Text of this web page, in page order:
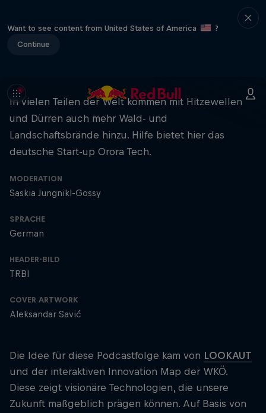
Want to see content from United States of America
?
Continue
In vielen Teilen der Welt kommen mit Hitzewellen
und Dürren auch mehr Wald- und
Landschaftsbrände hinzu. Hilfe bietet hier das
deutsche Start-up Orora Tech.
MODERATION
Saskia Jungnikl-Gossy
SPRACHE
German
HEADER-BILD
TRBI
COVER ARTWORK
Aleksandar Savić
Die Idee für diese Podcastfolge kam von LOOKAUT
und der interaktiven Innovation Map der WKÖ.
Diese zeigt visionäre Technologien, die unsere
Zukunft maßgeblich prägen können. Auf Basis von